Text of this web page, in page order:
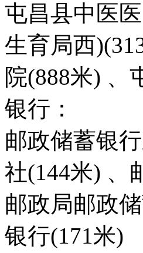
屯昌县中医
生育局西
院(888米) 、
银行：
邮政储蓄银
社(144米) 、
邮政局邮政
银行(171米)